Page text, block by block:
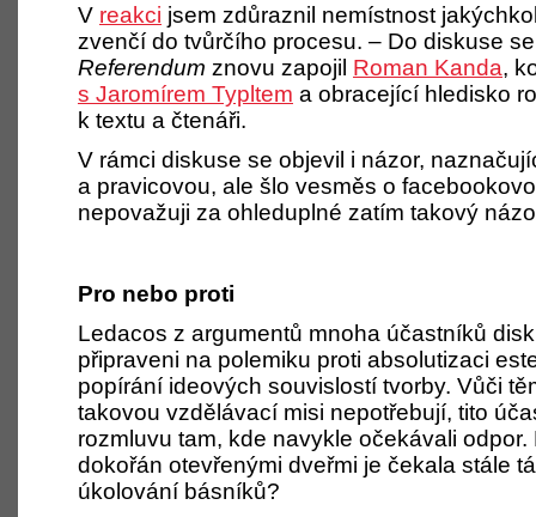
V reakci jsem zdůraznil nemístnost
zvenčí do tvůrčího procesu. – Do diskuse
Referendum znovu zapojil Roman Kanda,
s Jaromírem Typltem a obracející hledisko
k textu a čtenáři.
V rámci diskuse se objevil i názor,
a pravicovou, ale šlo vesměs o
nepovažuji za ohleduplné zatím takový
Pro nebo proti
Ledacos z argumentů mnoha účastníků
připraveni na polemiku proti absolutizaci
popírání ideových souvislostí tvorby. Vůči
takovou vzdělávací misi nepotřebují, tito
rozmluvu tam, kde navykle očekávali
dokořán otevřenými dveřmi je čekala stále
úkolování básníků?